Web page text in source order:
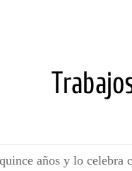
años y lo celebra